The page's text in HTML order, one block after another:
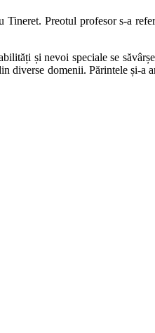
Preotul profesor s-a
și nevoi speciale se
diverse domenii. Părintele și-